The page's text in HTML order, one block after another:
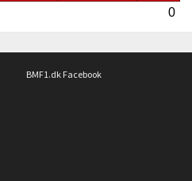
0
BMF1.dk Facebook